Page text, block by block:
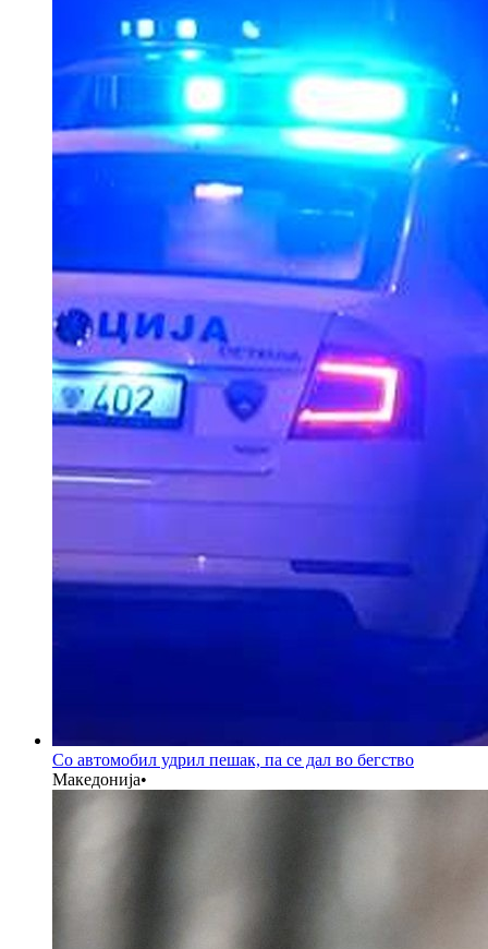
Со автомобил удрил пешак, па се дал во бегство
Македонија•